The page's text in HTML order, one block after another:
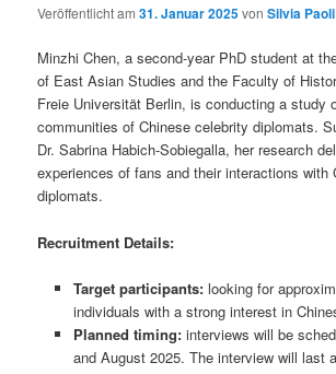
Veröffentlicht am31. Januar 2025vonSilvia Paoli
Minzhi Chen, a second-year PhD student at
of East Asian Studies and the Faculty of
Freie Universität Berlin, is conducting a study
communities of Chinese celebrity diplomats.
Dr. Sabrina Habich-Sobiegalla, her research
experiences of fans and their interactions with
diplomats.
Recruitment Details:
Target participants:looking for
individuals with a strong interest in
Planned timing:interviews will be
and August 2025. The interview will last